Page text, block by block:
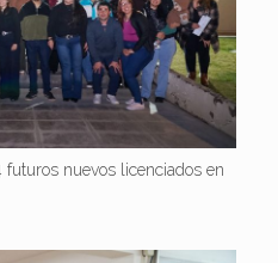
nuevos licenciados en